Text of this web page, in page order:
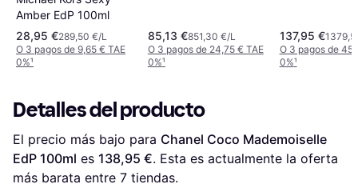
Amber EdP 100ml
28,95 €289,50 €/L
O 3 pagos de 9,65 € TAE
0%¹
85,13 €851,30 €/L
O 3 pagos de 24,75 € TAE
0%¹
137,95 €
O 3 pagos de
0%¹
Detalles del producto
El precio más bajo para Chanel Coco Mademoiselle
EdP 100ml es 138,95 €. Esta es actualmente la oferta
más barata entre 7 tiendas.